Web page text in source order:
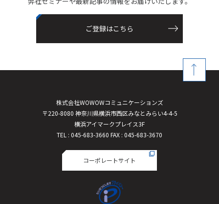
ご登録はこちら
株式会社WOWOWコミュニケーションズ
〒220-8080 神奈川県横浜市西区みなとみらい4-4-5
横浜アイマークプレイス3F
TEL : 045-683-3660 FAX : 045-683-3670
コーポレートサイト